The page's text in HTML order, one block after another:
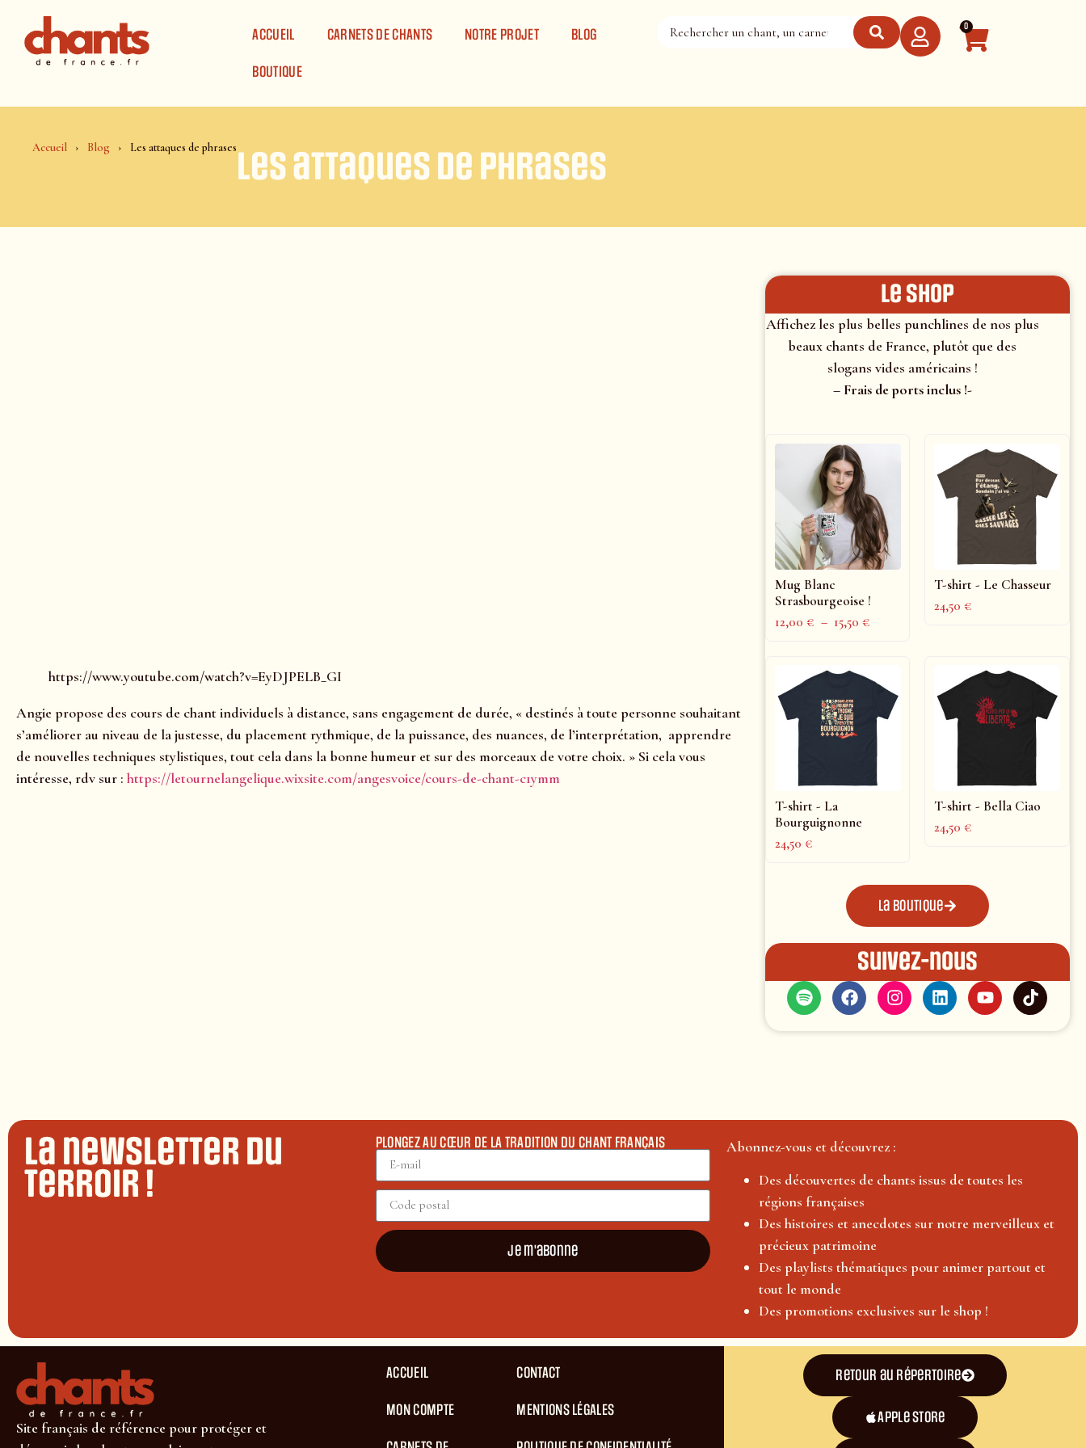
ACCUEIL
CARNETS DE CHANTS NOTRE PROJET BLOG
BOUTIQUE
0
Accueil Blog Les attaques de phrasesLes attaques de phrases
https://www.youtube.com/watch?v=EyDJPELB_GI
Angie propose des cours de chant individuels à distance, sans engagement de durée, « destinés à toute personne souhaitant
s’améliorer au niveau de la justesse, du placement rythmique, de la puissance, des nuances, de l’interprétation, apprendre
de nouvelles techniques stylistiques, tout cela dans la bonne humeur et sur des morceaux de votre choix. » Si cela vous
intéresse, rdv sur : https://letournelangelique.wixsite.com/angesvoice/cours-de-chant-c1ymm
le shop
Affichez les plus belles punchlines de nos plus
beaux chants de France, plutôt que des
slogans vides américains !
– Frais de ports inclus !-
Mug Blanc
Strasbourgeoise !
12,00 € – 15,50 €
T-shirt - Le Chasseur
24,50€
T-shirt - La
Bourguignonne
24,50 €
T-shirt - Bella Ciao
24,50€
La boutique
Suivez-nous
La newsletter du
terroir !
PLONGEZ AU CŒUR DE LA TRADITION DU CHANT FRANÇAIS
Je m'abonne
Abonnez-vous et découvrez :
Des découvertes de chants issus de toutes les
régions françaises
Des histoires et anecdotes sur notre merveilleux et
précieux patrimoine
Des playlists thématiques pour animer partout et
tout le monde
Des promotions exclusives sur le shop !
Site français de référence pour protéger et
ACCUEIL
MON COMPTE
CONTACT
MENTIONS LÉGALES
Retour au répertoire
Apple Store